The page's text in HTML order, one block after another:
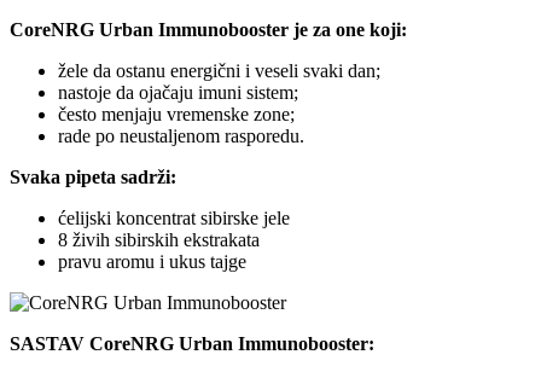
CoreNRG Urban Immunobooster je za one koji:
žele da ostanu energični i veseli svaki dan;
nastoje da ojačaju imuni sistem;
često menjaju vremenske zone;
rade po neustaljenom rasporedu.
Svaka pipeta sadrži:
ćelijski koncentrat sibirske jele
8 živih sibirskih ekstrakata
pravu aromu i ukus tajge
SASTAV CoreNRG Urban Immunobooster: